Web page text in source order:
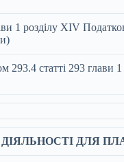
1 розділу XIV
293.4 статті 293
ДЛЯ